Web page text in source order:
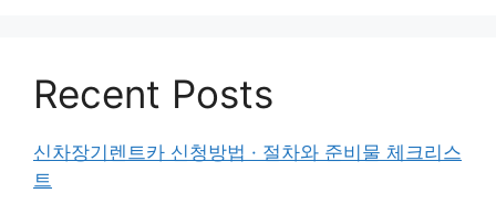
Recent Posts
신차장기렌트카 신청방법 · 절차와 준비물 체크리스
트